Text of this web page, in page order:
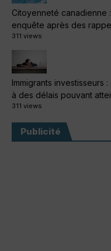
Citoyenneté canadienne
enquête après des
311 views
Immigrants investisseurs
à des délais pouvant
311 views
Publicité